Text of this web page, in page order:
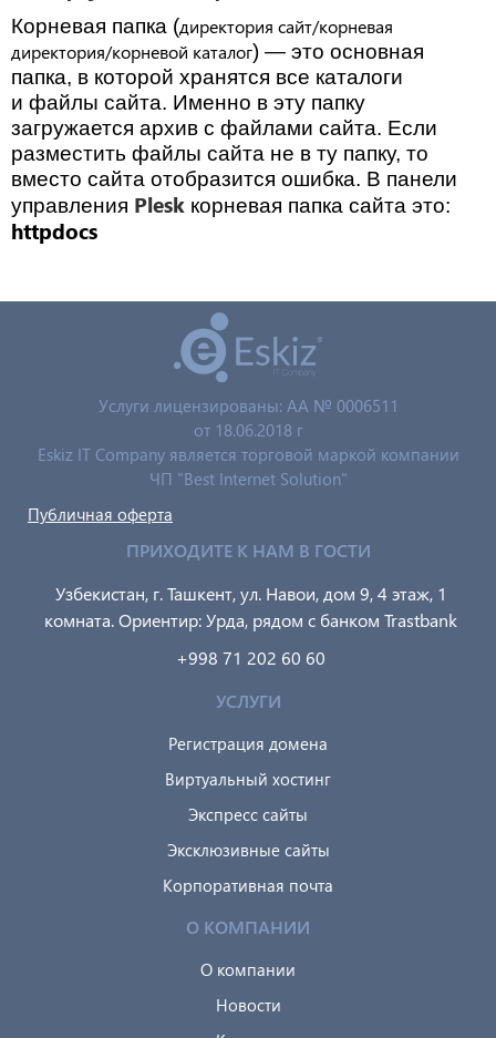
Корневая папка (директория сайт/корневая
директория/корневой каталог) — это основная
папка, в которой хранятся все каталоги
и файлы сайта. Именно в эту папку
загружается архив с файлами сайта. Если
разместить файлы сайта не в ту папку, то
вместо сайта отобразится ошибка. В панели
управления Plesk корневая папка сайта это:
httpdocs
Услуги лицензированы: AA № 0006511
от 18.06.2018 г
Eskiz IT Company является торговой маркой компании
ЧП "Best Internet Solution"
Публичная оферта
ПРИХОДИТЕ К НАМ В ГОСТИ
Узбекистан, г. Ташкент, ул. Навои, дом 9, 4 этаж, 1
комната. Ориентир: Урда, рядом с банком Trastbank
+998 71 202 60 60
УСЛУГИ
Регистрация домена
Виртуальный хостинг
Экспресс сайты
Эксклюзивные сайты
Корпоративная почта
О КОМПАНИИ
О компании
Новости